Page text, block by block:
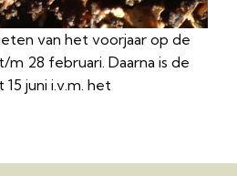
van het voorjaar op de
m 28 februari. Daarna is de
juni i.v.m. het